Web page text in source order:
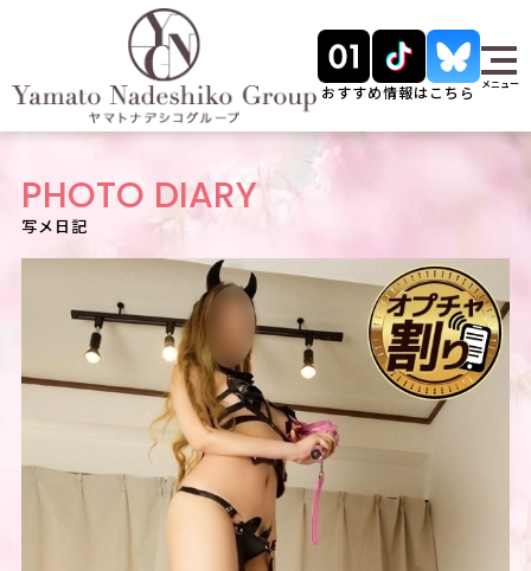
おすすめ情報はこちら メニュー
PHOTO DIARY
写メ日記